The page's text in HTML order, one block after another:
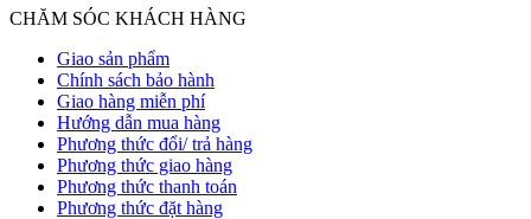
CHĂM SÓC KHÁCH HÀNG
Giao sản phẩm
Chính sách bảo hành
Giao hàng miễn phí
Hướng dẫn mua hàng
Phương thức đổi/ trả hàng
Phương thức giao hàng
Phương thức thanh toán
Phương thức đặt hàng